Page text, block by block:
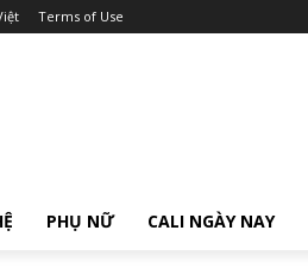
Terms of Use
PHỤ NỮ CALI NGÀY NAY